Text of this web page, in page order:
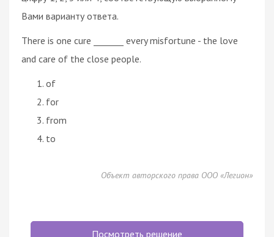
Вами варианту ответа.
There is one cure _______ every misfortune - the love
and care of the close people.
of
for
from
to
Объект авторского права ООО «Легион»
Посмотреть решение